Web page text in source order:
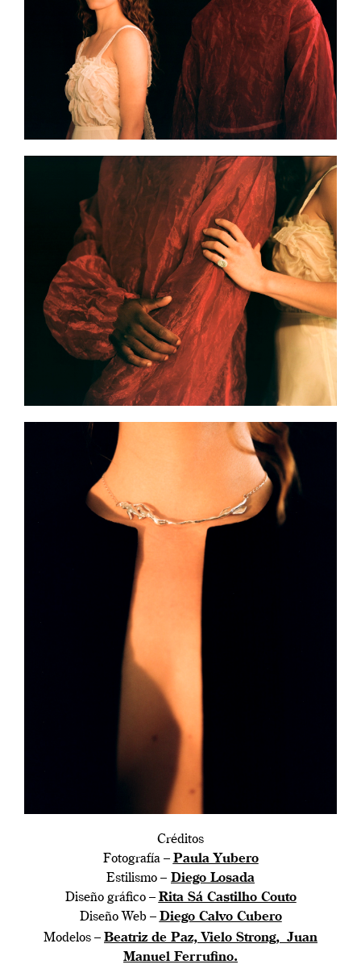
Créditos
Fotografía – Paula Yubero
Estilismo – Diego Losada
Diseño gráfico – Rita Sá Castilho Couto
Diseño Web – Diego Calvo Cubero
Modelos – Beatriz de Paz, Vielo Strong,
Juan
Manuel Ferrufino.